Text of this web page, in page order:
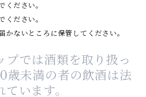
ください。
ください。
かないところに保管してください。
プでは酒類を取り扱っ
歳未満の者の飲酒は法
います。